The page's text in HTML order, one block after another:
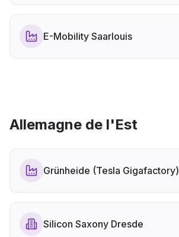
E-Mobility Saarlouis
Allemagne de l'Est
Grünheide (Tesla Gigafactory)
Silicon Saxony Dresde